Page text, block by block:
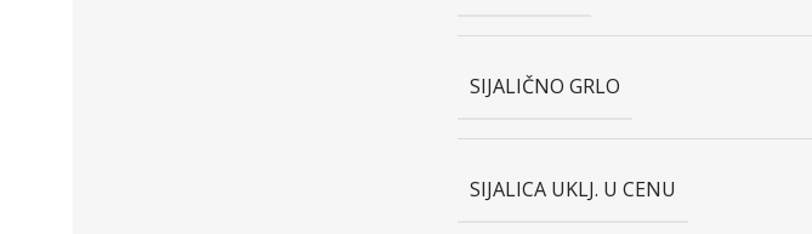
SIJALIČNO GRLO
SIJALICA UKLJ. U CENU